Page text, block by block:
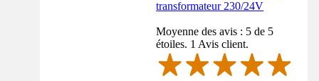
transformateur 230/24V
Moyenne des avis : 5 de 5
étoiles. 1 Avis client.